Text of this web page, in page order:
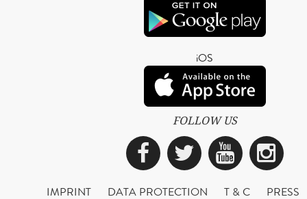
iOS
FOLLOW US
Facebook
Twitter
IMPRINT DATA PROTECTION T & C
PRESS